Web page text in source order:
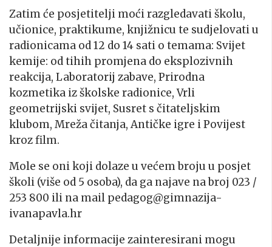
Zatim će posjetitelji moći razgledavati školu,
učionice, praktikume, knjižnicu te sudjelovati u
radionicama od 12 do 14 sati o temama: Svijet
kemije: od tihih promjena do eksplozivnih
reakcija, Laboratorij zabave, Prirodna
kozmetika iz školske radionice, Vrli
geometrijski svijet, Susret s čitateljskim
klubom, Mreža čitanja, Antičke igre i Povijest
kroz film.
Mole se oni koji dolaze u većem broju u posjet
školi (više od 5 osoba), da ga najave na broj 023 /
253 800 ili na mail pedagog@gimnazija-
ivanapavla.hr
Detaljnije informacije zainteresirani mogu